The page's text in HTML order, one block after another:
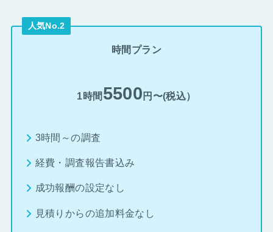
人気No.2
時間プラン
1時間 5500 円〜(税込）
3時間～の調査
経費・調査報告書込み
成功報酬の設定なし
見積りからの追加料金なし